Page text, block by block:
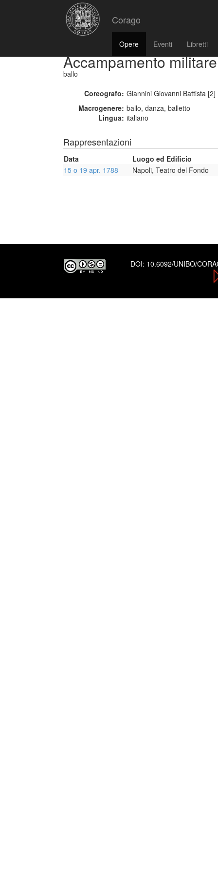
Corago
Opere Eventi Libretti
Accampamento militare
ballo
Coreografo: Giannini Giovanni Battista
Macrogenere: ballo, danza, balletto
Lingua: italiano
Rappresentazioni
Data
Luogo ed Edificio
15 o 19 apr. 1788
Napoli, Teatro del Fondo
DOI: 10.6092/UNIBO/